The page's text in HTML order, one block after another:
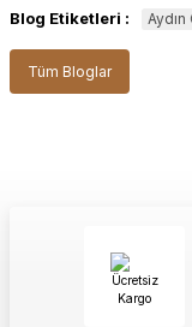
Blog Etiketleri :
Tüm Bloglar